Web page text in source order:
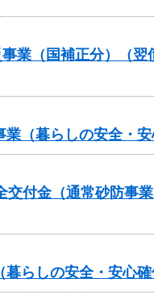
業（国補正分）（
（暮らしの安全・
交付金（通常砂防事
らしの安全・安心